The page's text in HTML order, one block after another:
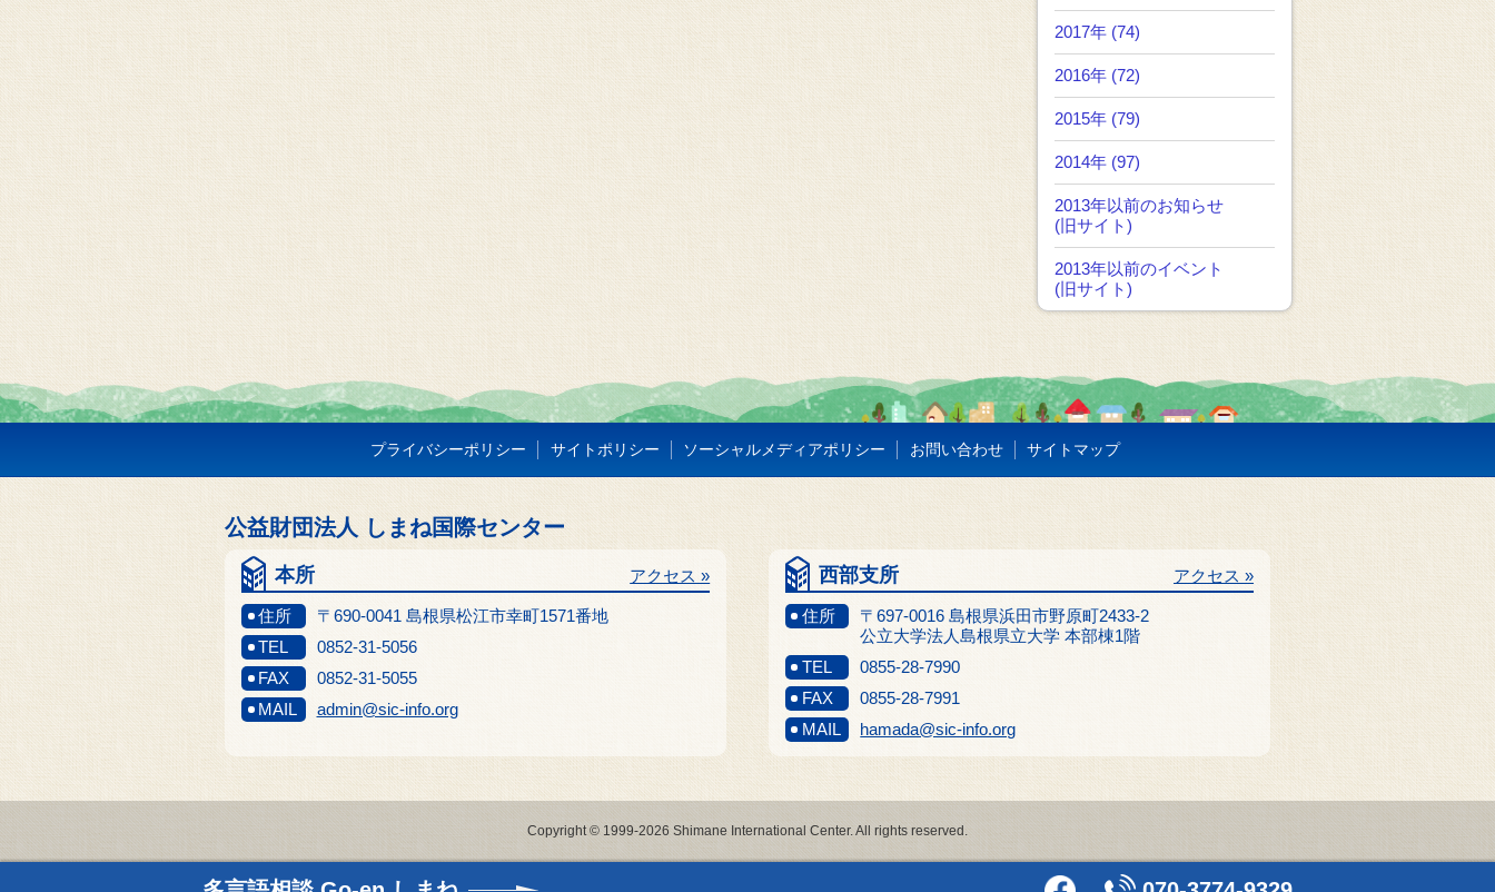
2017年 (74)
2016年 (72)
2015年 (79)
2014年 (97)
2013年以前のお知らせ
(旧サイト)
2013年以前のイベント
(旧サイト)
プライバシーポリシー サイトポリシー ソーシャルメディアポリシー お問い合わせ サイトマップ
公益財団法人 しまね国際センター
本所
住所 〒690-0041 島根県松江市幸町1571番地
アクセス »
TEL
0852-31-5056
FAX
0852-31-5055
MAIL
admin@sic-info.org
西部支所
住所
〒697-0016 島根県浜田市野原町2433-2
公立大学法人島根県立大学 本部棟1階
アクセス »
TEL
0855-28-7990
FAX
0855-28-7991
MAIL
hamada@sic-info.org
Copyright © 1999-2026 Shimane International Center. All rights reserved.